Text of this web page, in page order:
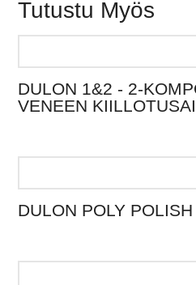
Tutustu Myös
DULON 1&2 - 2-
VENEEN
useita
muunnelmia.
DULON POLY